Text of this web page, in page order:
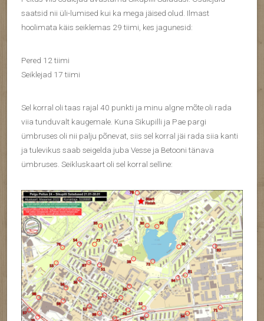
saatsid nii üli-lumised kui ka mega jäised olud. Ilmast
hoolimata käis seiklemas 29 tiimi, kes jagunesid:
Pered 12 tiimi
Seiklejad 17 tiimi
Sel korral oli taas rajal 40 punkti ja minu algne mõte oli rada
viia tunduvalt kaugemale. Kuna Sikupilli ja Pae pargi
ümbruses oli nii palju põnevat, siis sel korral jäi rada siia kanti
ja tulevikus saab seigelda juba Vesse ja Betooni tänava
ümbruses. Seikluskaart oli sel korral selline: